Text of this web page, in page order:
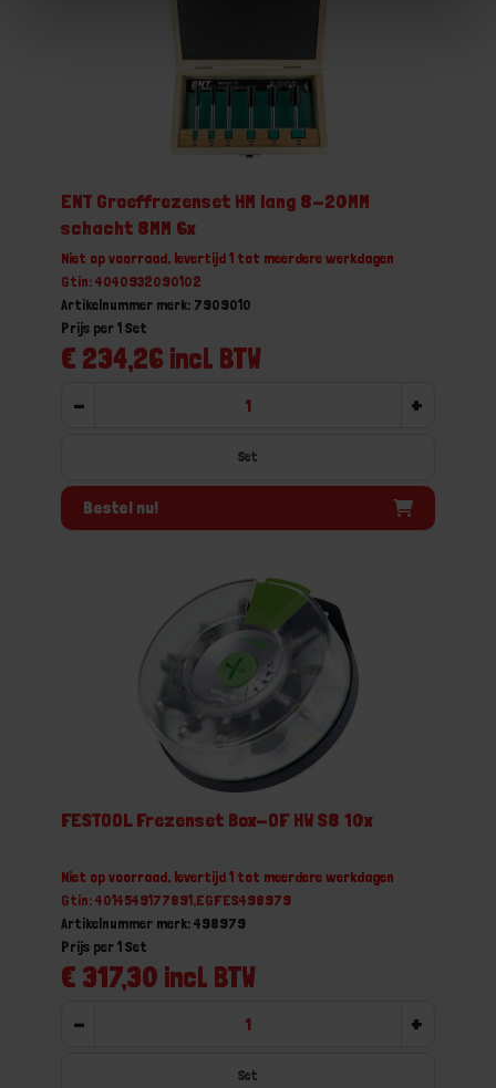
ENT Groeffrezenset HM lang 8-20MM
schacht 8MM 6x
Niet op voorraad, levertijd 1 tot meerdere werkdagen
Gtin: 4040932090102
Artikelnummer merk: 7909010
€ 234,26 incl. BTW
Prijs per 1 Set
- +
Set
Bestel nu!
FESTOOL Frezenset Box-OF HW S8 10x
Niet op voorraad, levertijd 1 tot meerdere werkdagen
Gtin: 4014549177891,EGFES498979
Artikelnummer merk: 498979
€ 317,30 incl. BTW
Prijs per 1 Set
- +
Set